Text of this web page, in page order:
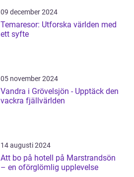
09 december 2024
Temaresor: Utforska världen med
ett syfte
05 november 2024
Vandra i Grövelsjön - Upptäck den
vackra fjällvärlden
14 augusti 2024
Att bo på hotell på Marstrandsön
– en oförglömlig upplevelse